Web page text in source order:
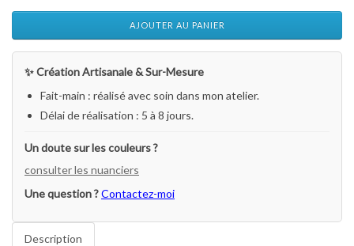
AJOUTER AU PANIER
✨ Création Artisanale & Sur-Mesure
Fait-main : réalisé avec soin dans mon atelier.
Délai de réalisation : 5 à 8 jours.
Un doute sur les couleurs ?
consulter les nuanciers
Une question ?Contactez-moi
Description